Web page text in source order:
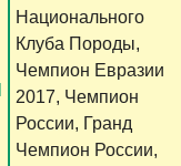
Национального
Клуба Породы,
Чемпион Евразии
2017, Чемпион
России, Гранд
Чемпион России,